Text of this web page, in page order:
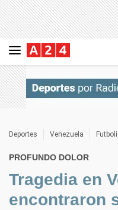
Deportes Venezuela
PROFUNDO DOLOR
Tragedia en
encontraron